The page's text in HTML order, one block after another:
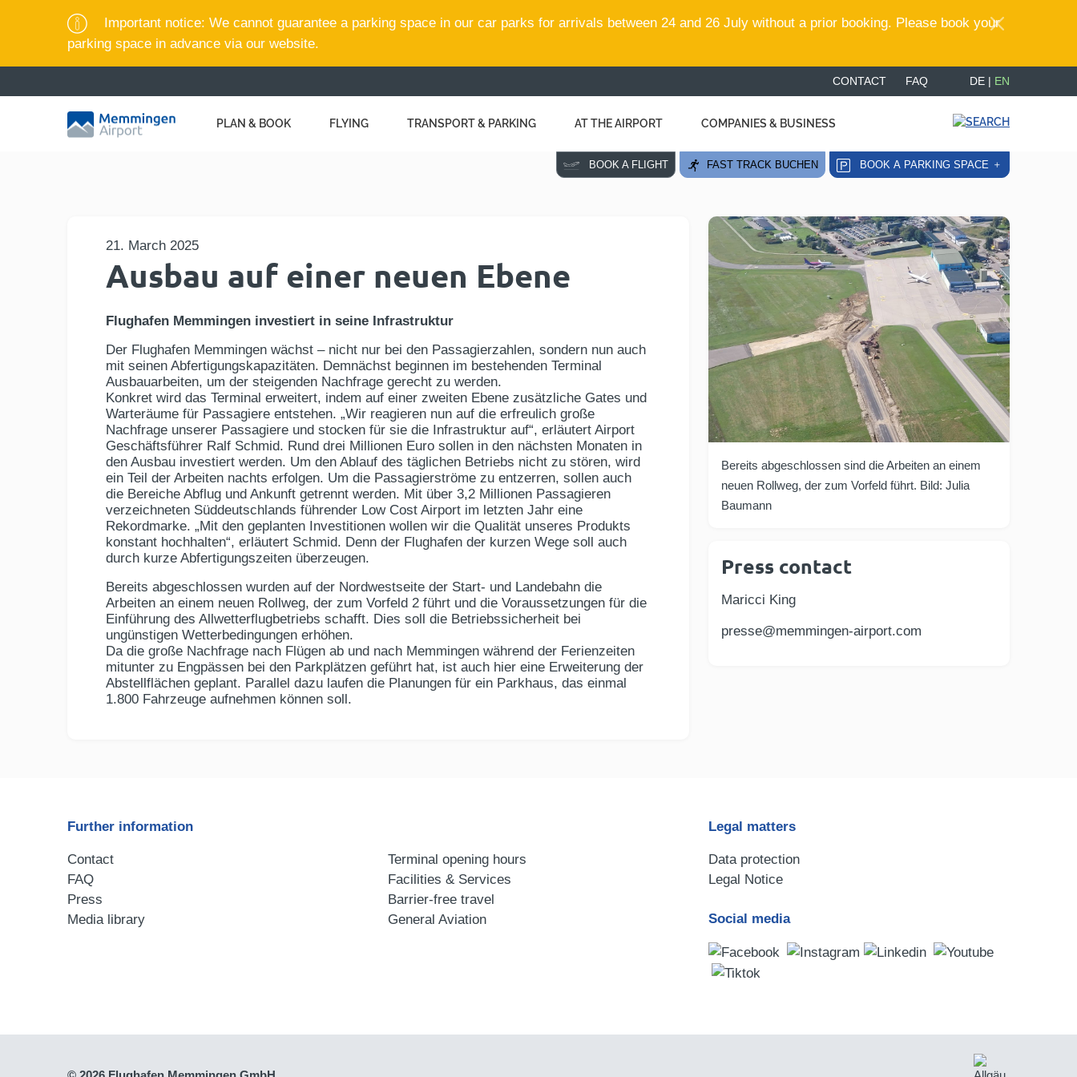
Important notice: We cannot guarantee a parking space in our car parks for arrivals between 24 and 26 July without a prior booking. Please book your
parking space in advance via our website.
CONTACT FAQ DE | EN
PLAN & BOOK FLYING TRANSPORT & PARKING AT THE AIRPORT COMPANIES & BUSINESS
BOOK A FLIGHT FAST TRACK BUCHEN BOOK A PARKING SPACE
21. March 2025
Ausbau auf einer neuen Ebene
Flughafen Memmingen investiert in seine Infrastruktur
Der Flughafen Memmingen wächst – nicht nur bei den Passagierzahlen, sondern nun auch
mit seinen Abfertigungskapazitäten. Demnächst beginnen im bestehenden Terminal
Ausbauarbeiten, um der steigenden Nachfrage gerecht zu werden.
Konkret wird das Terminal erweitert, indem auf einer zweiten Ebene zusätzliche Gates und
Warteräume für Passagiere entstehen. „Wir reagieren nun auf die erfreulich große
Nachfrage unserer Passagiere und stocken für sie die Infrastruktur auf“, erläutert Airport
Geschäftsführer Ralf Schmid. Rund drei Millionen Euro sollen in den nächsten Monaten in
den Ausbau investiert werden. Um den Ablauf des täglichen Betriebs nicht zu stören, wird
ein Teil der Arbeiten nachts erfolgen. Um die Passagierströme zu entzerren, sollen auch
die Bereiche Abflug und Ankunft getrennt werden. Mit über 3,2 Millionen Passagieren
verzeichneten Süddeutschlands führender Low Cost Airport im letzten Jahr eine
Rekordmarke. „Mit den geplanten Investitionen wollen wir die Qualität unseres Produkts
konstant hochhalten“, erläutert Schmid. Denn der Flughafen der kurzen Wege soll auch
durch kurze Abfertigungszeiten überzeugen.
Bereits abgeschlossen wurden auf der Nordwestseite der Start- und Landebahn die
Arbeiten an einem neuen Rollweg, der zum Vorfeld 2 führt und die Voraussetzungen für die
Einführung des Allwetterflugbetriebs schafft. Dies soll die Betriebssicherheit bei
ungünstigen Wetterbedingungen erhöhen.
Da die große Nachfrage nach Flügen ab und nach Memmingen während der Ferienzeiten
mitunter zu Engpässen bei den Parkplätzen geführt hat, ist auch hier eine Erweiterung der
Abstellflächen geplant. Parallel dazu laufen die Planungen für ein Parkhaus, das einmal
1.800 Fahrzeuge aufnehmen können soll.
Bereits abgeschlossen sind die Arbeiten an einem
neuen Rollweg, der zum Vorfeld führt. Bild: Julia
Baumann
Press contact
Maricci King
presse@memmingen-airport.com
Further information
Contact
FAQ
Press
Media library
Terminal opening hours
Facilities & Services
Barrier-free travel
General Aviation
Legal matters
Data protection
Legal Notice
Social media